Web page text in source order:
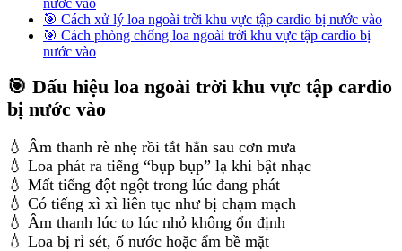
🎯 Cách xử lý loa ngoài trời khu vực tập cardio bị nước vào
🎯 Cách phòng chống loa ngoài trời khu vực tập cardio bị
nước vào
🎯 Dấu hiệu loa ngoài trời khu vực tập cardio
bị nước vào
💧 Âm thanh rè nhẹ rồi tắt hẳn sau cơn mưa
💧 Loa phát ra tiếng “bụp bụp” lạ khi bật nhạc
💧 Mất tiếng đột ngột trong lúc đang phát
💧 Có tiếng xì xì liên tục như bị chạm mạch
💧 Âm thanh lúc to lúc nhỏ không ổn định
💧 Loa bị rỉ sét, ố nước hoặc ẩm bề mặt